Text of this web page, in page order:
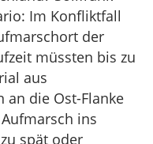
Im Konfliktfall
der
müssten bis zu
aus
an die Ost-Flanke
ins
spät oder